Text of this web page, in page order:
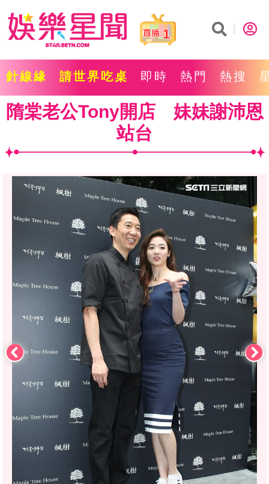
1
針線緣 請世界吃桌 即時 熱門 熱搜
隋棠老公Tony開店 妹妹謝沛恩
站台